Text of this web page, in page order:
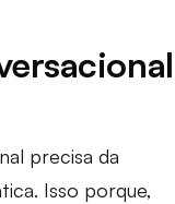
precisa da
Isso porque,